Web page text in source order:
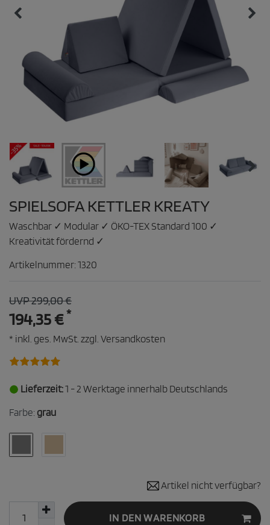
SPIELSOFA KETTLER KREATY
Waschbar ✓ Modular ✓ ÖKO-TEX Standard 100 ✓
Kreativität fördernd ✓
Artikelnummer: 1320
UVP 299,00 €
194,35 €*
* inkl. ges. MwSt. zzgl. Versandkosten
Lieferzeit:1 - 2 Werktage innerhalb Deutschlands
Farbe: grau
Artikel nicht verfügbar?
IN DEN WARENKORB